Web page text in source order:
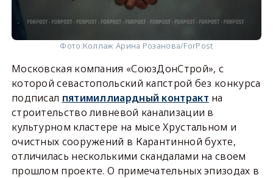
Фото:Коллаж Арина Розанова/ForPost
Московская компания «СоюзДонСтрой», с
которой севастопольский капстрой без конкурса
подписал пятимиллиардный контракт на
строительство ливневой канализации в
культурном кластере на мысе Хрустальном и
очистных сооружений в Карантинной бухте,
отличилась несколькими скандалами на своем
прошлом проекте. О примечательных эпизодах в